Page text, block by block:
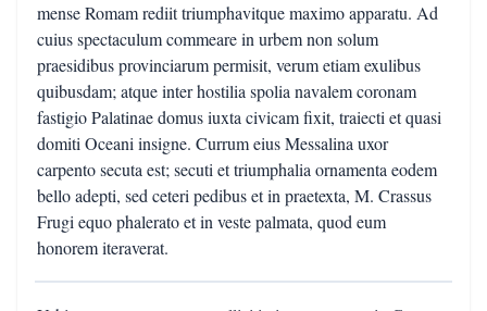
mense Romam rediit triumphavitque maximo apparatu. Ad
cuius spectaculum commeare in urbem non solum
praesidibus provinciarum permisit, verum etiam exulibus
quibusdam; atque inter hostilia spolia navalem coronam
fastigio Palatinae domus iuxta civicam fixit, traiecti et quasi
domiti Oceani insigne. Currum eius Messalina uxor
carpento secuta est; secuti et triumphalia ornamenta eodem
bello adepti, sed ceteri pedibus et in praetexta, M. Crassus
Frugi equo phalerato et in veste palmata, quod eum
honorem iteraverat.